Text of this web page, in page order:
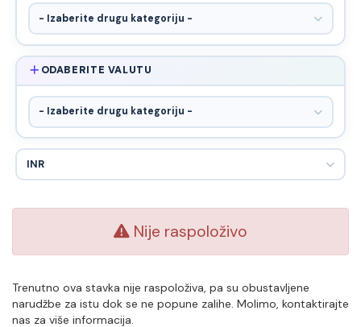
ODABERITE VALUTU
Nije raspoloživo
Trenutno ova stavka nije raspoloživa, pa su obustavljene
narudžbe za istu dok se ne popune zalihe. Molimo, kontaktirajte
nas za više informacija.